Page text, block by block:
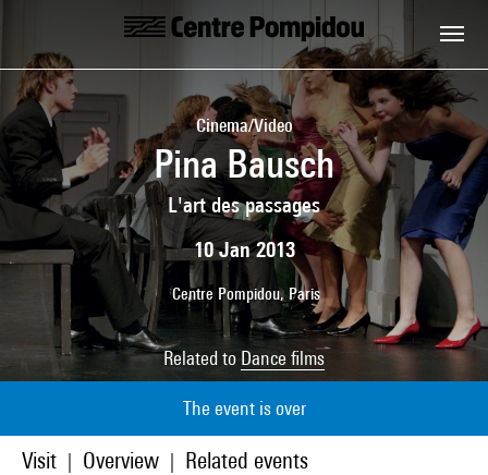
Skip to main content
Centre Pompidou
Cinema/Video
Pina Bausch
L'art des passages
10 Jan 2013
Centre Pompidou, Paris
Related to Dance films
The event is over
Visit Overview Related events